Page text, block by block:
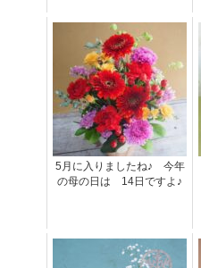
5月に入りましたね♪ 今年
の母の日は 14日ですよ♪